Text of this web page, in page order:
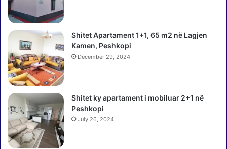
ë
U
D
ë
r
s
u
d
i
m
e
Shitet Apartament 1+1, 65 m2 në Lagjen
Kamen, Peshkopi
December 29, 2024
Shitet ky apartament i mobiluar 2+1 në
Peshkopi
July 26, 2024